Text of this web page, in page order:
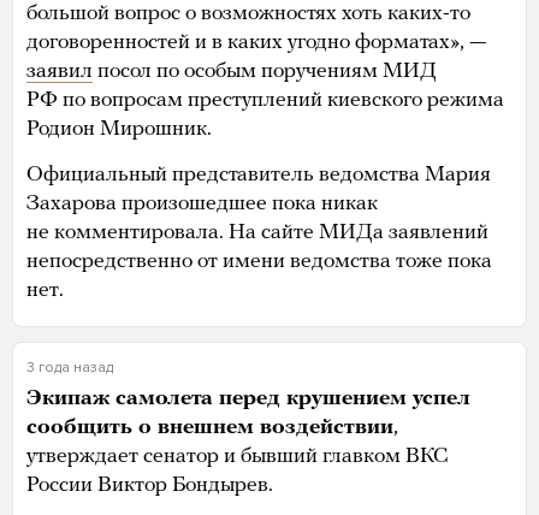
большой вопрос о возможностях хоть каких-то
договоренностей и в каких угодно форматах», —
заявил посол по особым поручениям МИД
РФ по вопросам преступлений киевского режима
Родион Мирошник.
Официальный представитель ведомства Мария
Захарова произошедшее пока никак
не комментировала. На сайте МИДа заявлений
непосредственно от имени ведомства тоже пока
нет.
3 года назад
Экипаж самолета перед крушением успел
сообщить о внешнем воздействии,
утверждает сенатор и бывший главком ВКС
России Виктор Бондырев.